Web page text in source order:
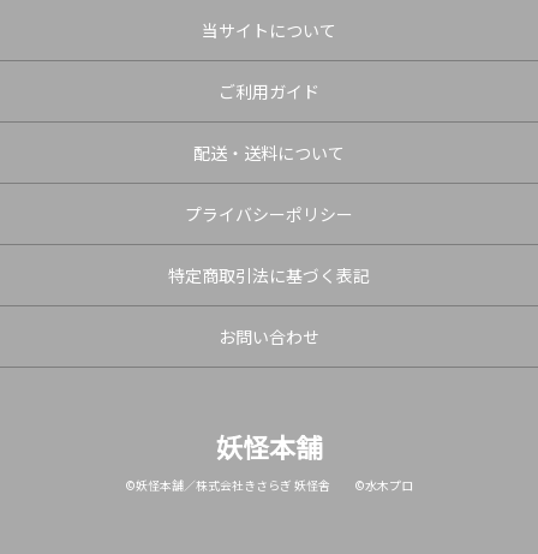
当サイトについて
ご利用ガイド
配送・送料について
プライバシーポリシー
特定商取引法に基づく表記
お問い合わせ
妖怪本舗
©妖怪本舗／株式会社きさらぎ 妖怪舎 ©水木プロ